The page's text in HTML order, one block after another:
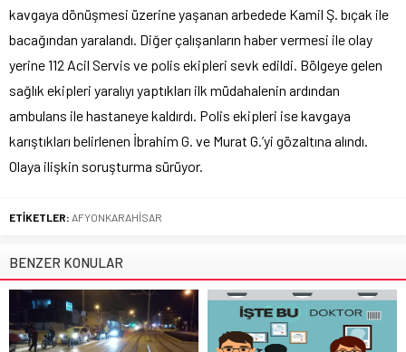
kavgaya dönüşmesi üzerine yaşanan arbedede Kamil Ş. bıçak ile
bacağından yaralandı. Diğer çalışanların haber vermesi ile olay
yerine 112 Acil Servis ve polis ekipleri sevk edildi. Bölgeye gelen
sağlık ekipleri yaralıyı yaptıkları ilk müdahalenin ardından
ambulans ile hastaneye kaldırdı. Polis ekipleri ise kavgaya
karıştıkları belirlenen İbrahim G. ve Murat G.’yi gözaltına alındı.
Olaya ilişkin soruşturma sürüyor.
ETİKETLER: AFYONKARAHİSAR
BENZER KONULAR